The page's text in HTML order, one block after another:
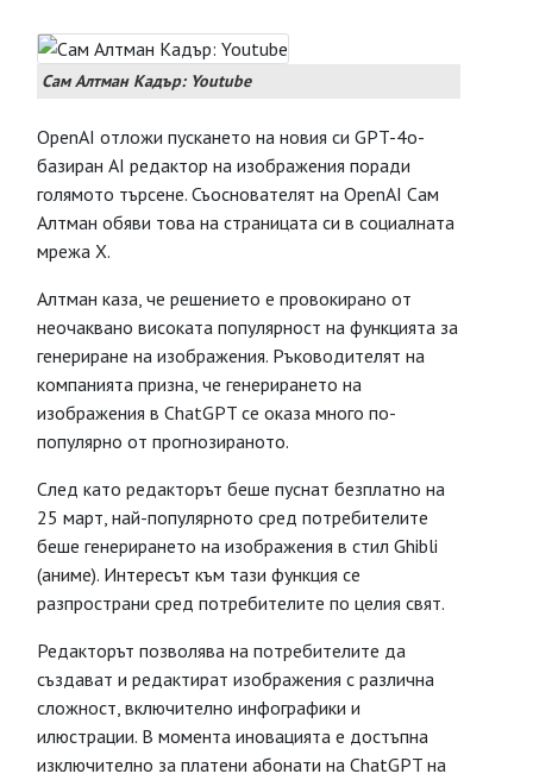
Сам Алтман Кадър: Youtube
OpenAI отложи пускането на новия си GPT-4o-
базиран AI редактор на изображения поради
голямото търсене. Съоснователят на OpenAI Сам
Алтман обяви това на страницата си в социалната
мрежа X.
Алтман каза, че решението е провокирано от
неочаквано високата популярност на функцията за
генериране на изображения. Ръководителят на
компанията призна, че генерирането на
изображения в ChatGPT се оказа много по-
популярно от прогнозираното.
След като редакторът беше пуснат безплатно на
25 март, най-популярното сред потребителите
беше генерирането на изображения в стил Ghibli
(аниме). Интересът към тази функция се
разпространи сред потребителите по целия свят.
Редакторът позволява на потребителите да
създават и редактират изображения с различна
сложност, включително инфографики и
илюстрации. В момента иновацията е достъпна
изключително за платени абонати на ChatGPT на